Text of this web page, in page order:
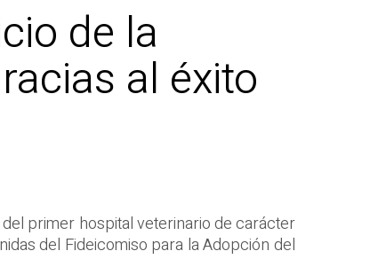
de la
al éxito
primer hospital veterinario de carácter
del Fideicomiso para la Adopción del